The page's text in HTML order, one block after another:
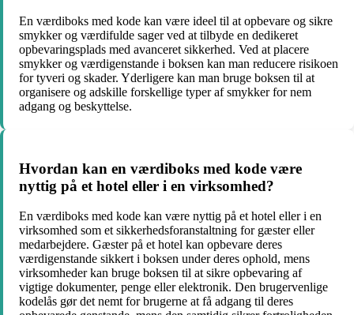
En værdiboks med kode kan være ideel til at opbevare og sikre
smykker og værdifulde sager ved at tilbyde en dedikeret
opbevaringsplads med avanceret sikkerhed. Ved at placere
smykker og værdigenstande i boksen kan man reducere risikoen
for tyveri og skader. Yderligere kan man bruge boksen til at
organisere og adskille forskellige typer af smykker for nem
adgang og beskyttelse.
Hvordan kan en værdiboks med kode være
nyttig på et hotel eller i en virksomhed?
En værdiboks med kode kan være nyttig på et hotel eller i en
virksomhed som et sikkerhedsforanstaltning for gæster eller
medarbejdere. Gæster på et hotel kan opbevare deres
værdigenstande sikkert i boksen under deres ophold, mens
virksomheder kan bruge boksen til at sikre opbevaring af
vigtige dokumenter, penge eller elektronik. Den brugervenlige
kodelås gør det nemt for brugerne at få adgang til deres